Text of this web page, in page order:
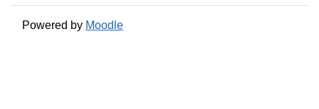
Powered by Moodle